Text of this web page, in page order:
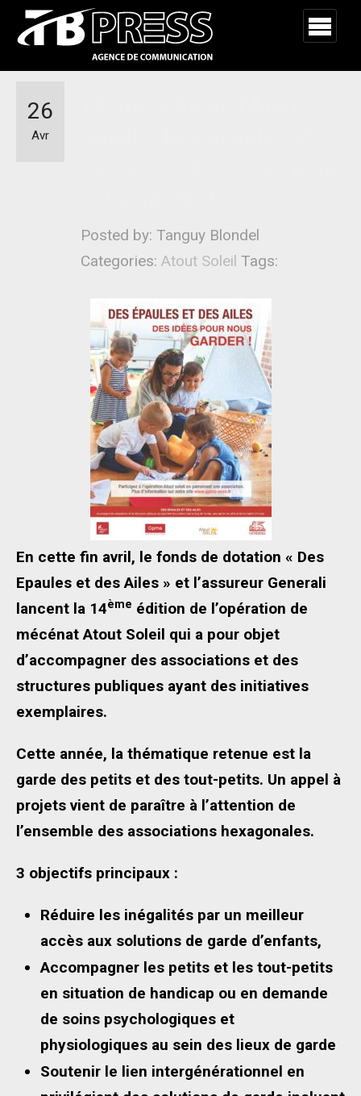
Posted by: Tanguy Blondel
Categories: Atout Soleil Tags:
26
Avr
En cette fin avril, le fonds de dotation « Des
Epaules et des Ailes » et l’assureur Generali
lancent la 14ème édition de l’opération de
mécénat Atout Soleil qui a pour objet
d’accompagner des associations et des
structures publiques ayant des initiatives
exemplaires.
Cette année, la thématique retenue est la
garde des petits et des tout-petits. Un appel à
projets vient de paraître à l’attention de
l’ensemble des associations hexagonales.
3 objectifs principaux :
Réduire les inégalités par un meilleur
accès aux solutions de garde d’enfants,
Accompagner les petits et les tout-petits
en situation de handicap ou en demande
de soins psychologiques et
physiologiques au sein des lieux de garde
Soutenir le lien intergénérationnel en